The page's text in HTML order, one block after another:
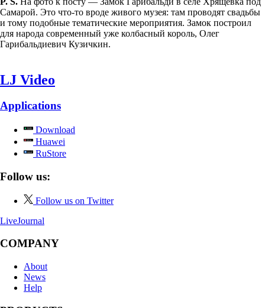
Самарой. Это что-то вроде живого музея: там проводят свадьбы
и тому подобные тематические мероприятия. Замок построил
для народа современный уже колбасный король, Олег
Гарибальдиевич Кузичкин.
LJ Video
Applications
Download
Huawei
RuStore
Follow us:
Follow us on Twitter
LiveJournal
COMPANY
About
News
Help